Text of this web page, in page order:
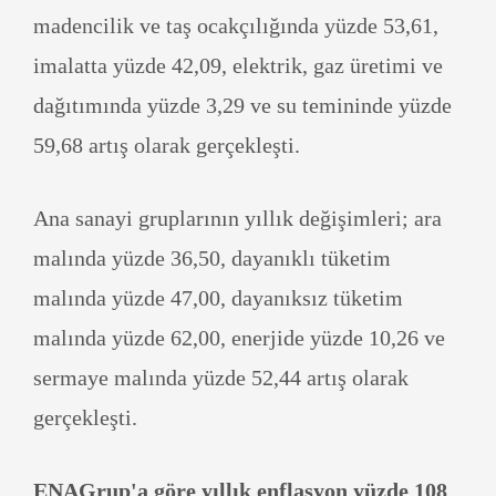
madencilik ve taş ocakçılığında yüzde 53,61,
imalatta yüzde 42,09, elektrik, gaz üretimi ve
dağıtımında yüzde 3,29 ve su temininde yüzde
59,68 artış olarak gerçekleşti.
Ana sanayi gruplarının yıllık değişimleri; ara
malında yüzde 36,50, dayanıklı tüketim
malında yüzde 47,00, dayanıksız tüketim
malında yüzde 62,00, enerjide yüzde 10,26 ve
sermaye malında yüzde 52,44 artış olarak
gerçekleşti.
ENAGrup'a göre yıllık enflasyon yüzde 108